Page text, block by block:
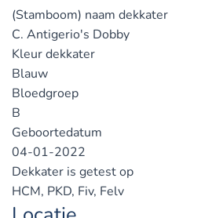
(Stamboom) naam dekkater
C. Antigerio's Dobby
Kleur dekkater
Blauw
Bloedgroep
B
Geboortedatum
04-01-2022
Dekkater is getest op
HCM, PKD, Fiv, Felv